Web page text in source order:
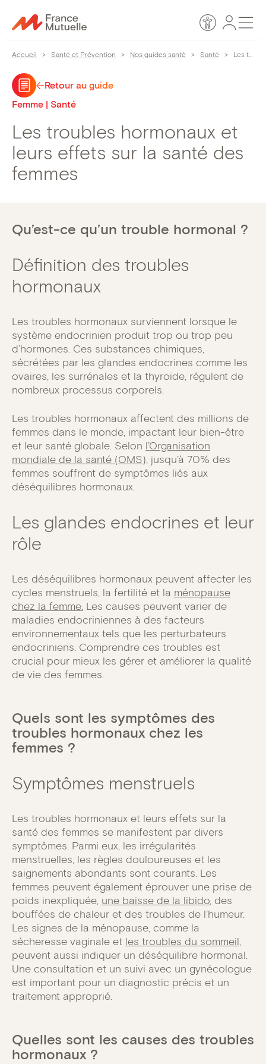
au
Accessibilité
Espace
Accueil > Santé et Prévention > Nos guides santé > Santé > Les troubles hormonaux et leurs effets sur la santé des femmes
Retour au guide
Femme | Santé
Les troubles hormonaux et
leurs effets sur la santé des
femmes
Qu’est-ce qu’un trouble hormonal ?
Définition des troubles
hormonaux
Les troubles hormonaux surviennent lorsque le
système endocrinien produit trop ou trop peu
d’hormones. Ces substances chimiques,
sécrétées par les glandes endocrines comme les
ovaires, les surrénales et la thyroïde, régulent de
nombreux processus corporels.
Les troubles hormonaux affectent des millions de
femmes dans le monde, impactant leur bien-être
et leur santé globale. Selon l’Organisation
mondiale de la santé (OMS), jusqu’à 70% des
femmes souffrent de symptômes liés aux
déséquilibres hormonaux.
Les glandes endocrines et leur
rôle
Les déséquilibres hormonaux peuvent affecter les
cycles menstruels, la fertilité et la ménopause
chez la femme. Les causes peuvent varier de
maladies endocriniennes à des facteurs
environnementaux tels que les perturbateurs
endocriniens. Comprendre ces troubles est
crucial pour mieux les gérer et améliorer la qualité
de vie des femmes.
Quels sont les symptômes des
troubles hormonaux chez les
femmes ?
Symptômes menstruels
Les troubles hormonaux et leurs effets sur la
santé des femmes se manifestent par divers
symptômes. Parmi eux, les irrégularités
menstruelles, les règles douloureuses et les
saignements abondants sont courants. Les
femmes peuvent également éprouver une prise de
poids inexpliquée, une baisse de la libido, des
bouffées de chaleur et des troubles de l’humeur.
Les signes de la ménopause, comme la
sécheresse vaginale et les troubles du sommeil,
peuvent aussi indiquer un déséquilibre hormonal.
Une consultation et un suivi avec un gynécologue
est important pour un diagnostic précis et un
traitement approprié.
Quelles sont les causes des troubles
hormonaux ?